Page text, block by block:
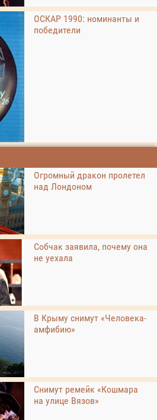
ОСКАР 1990: номинанты и
победители
Огромный дракон пролетел
над Лондоном
Собчак заявила, почему она
не уехала
В Крыму снимут «Человека-
амфибию»
Снимут ремейк «Кошмара
на улице Вязов»